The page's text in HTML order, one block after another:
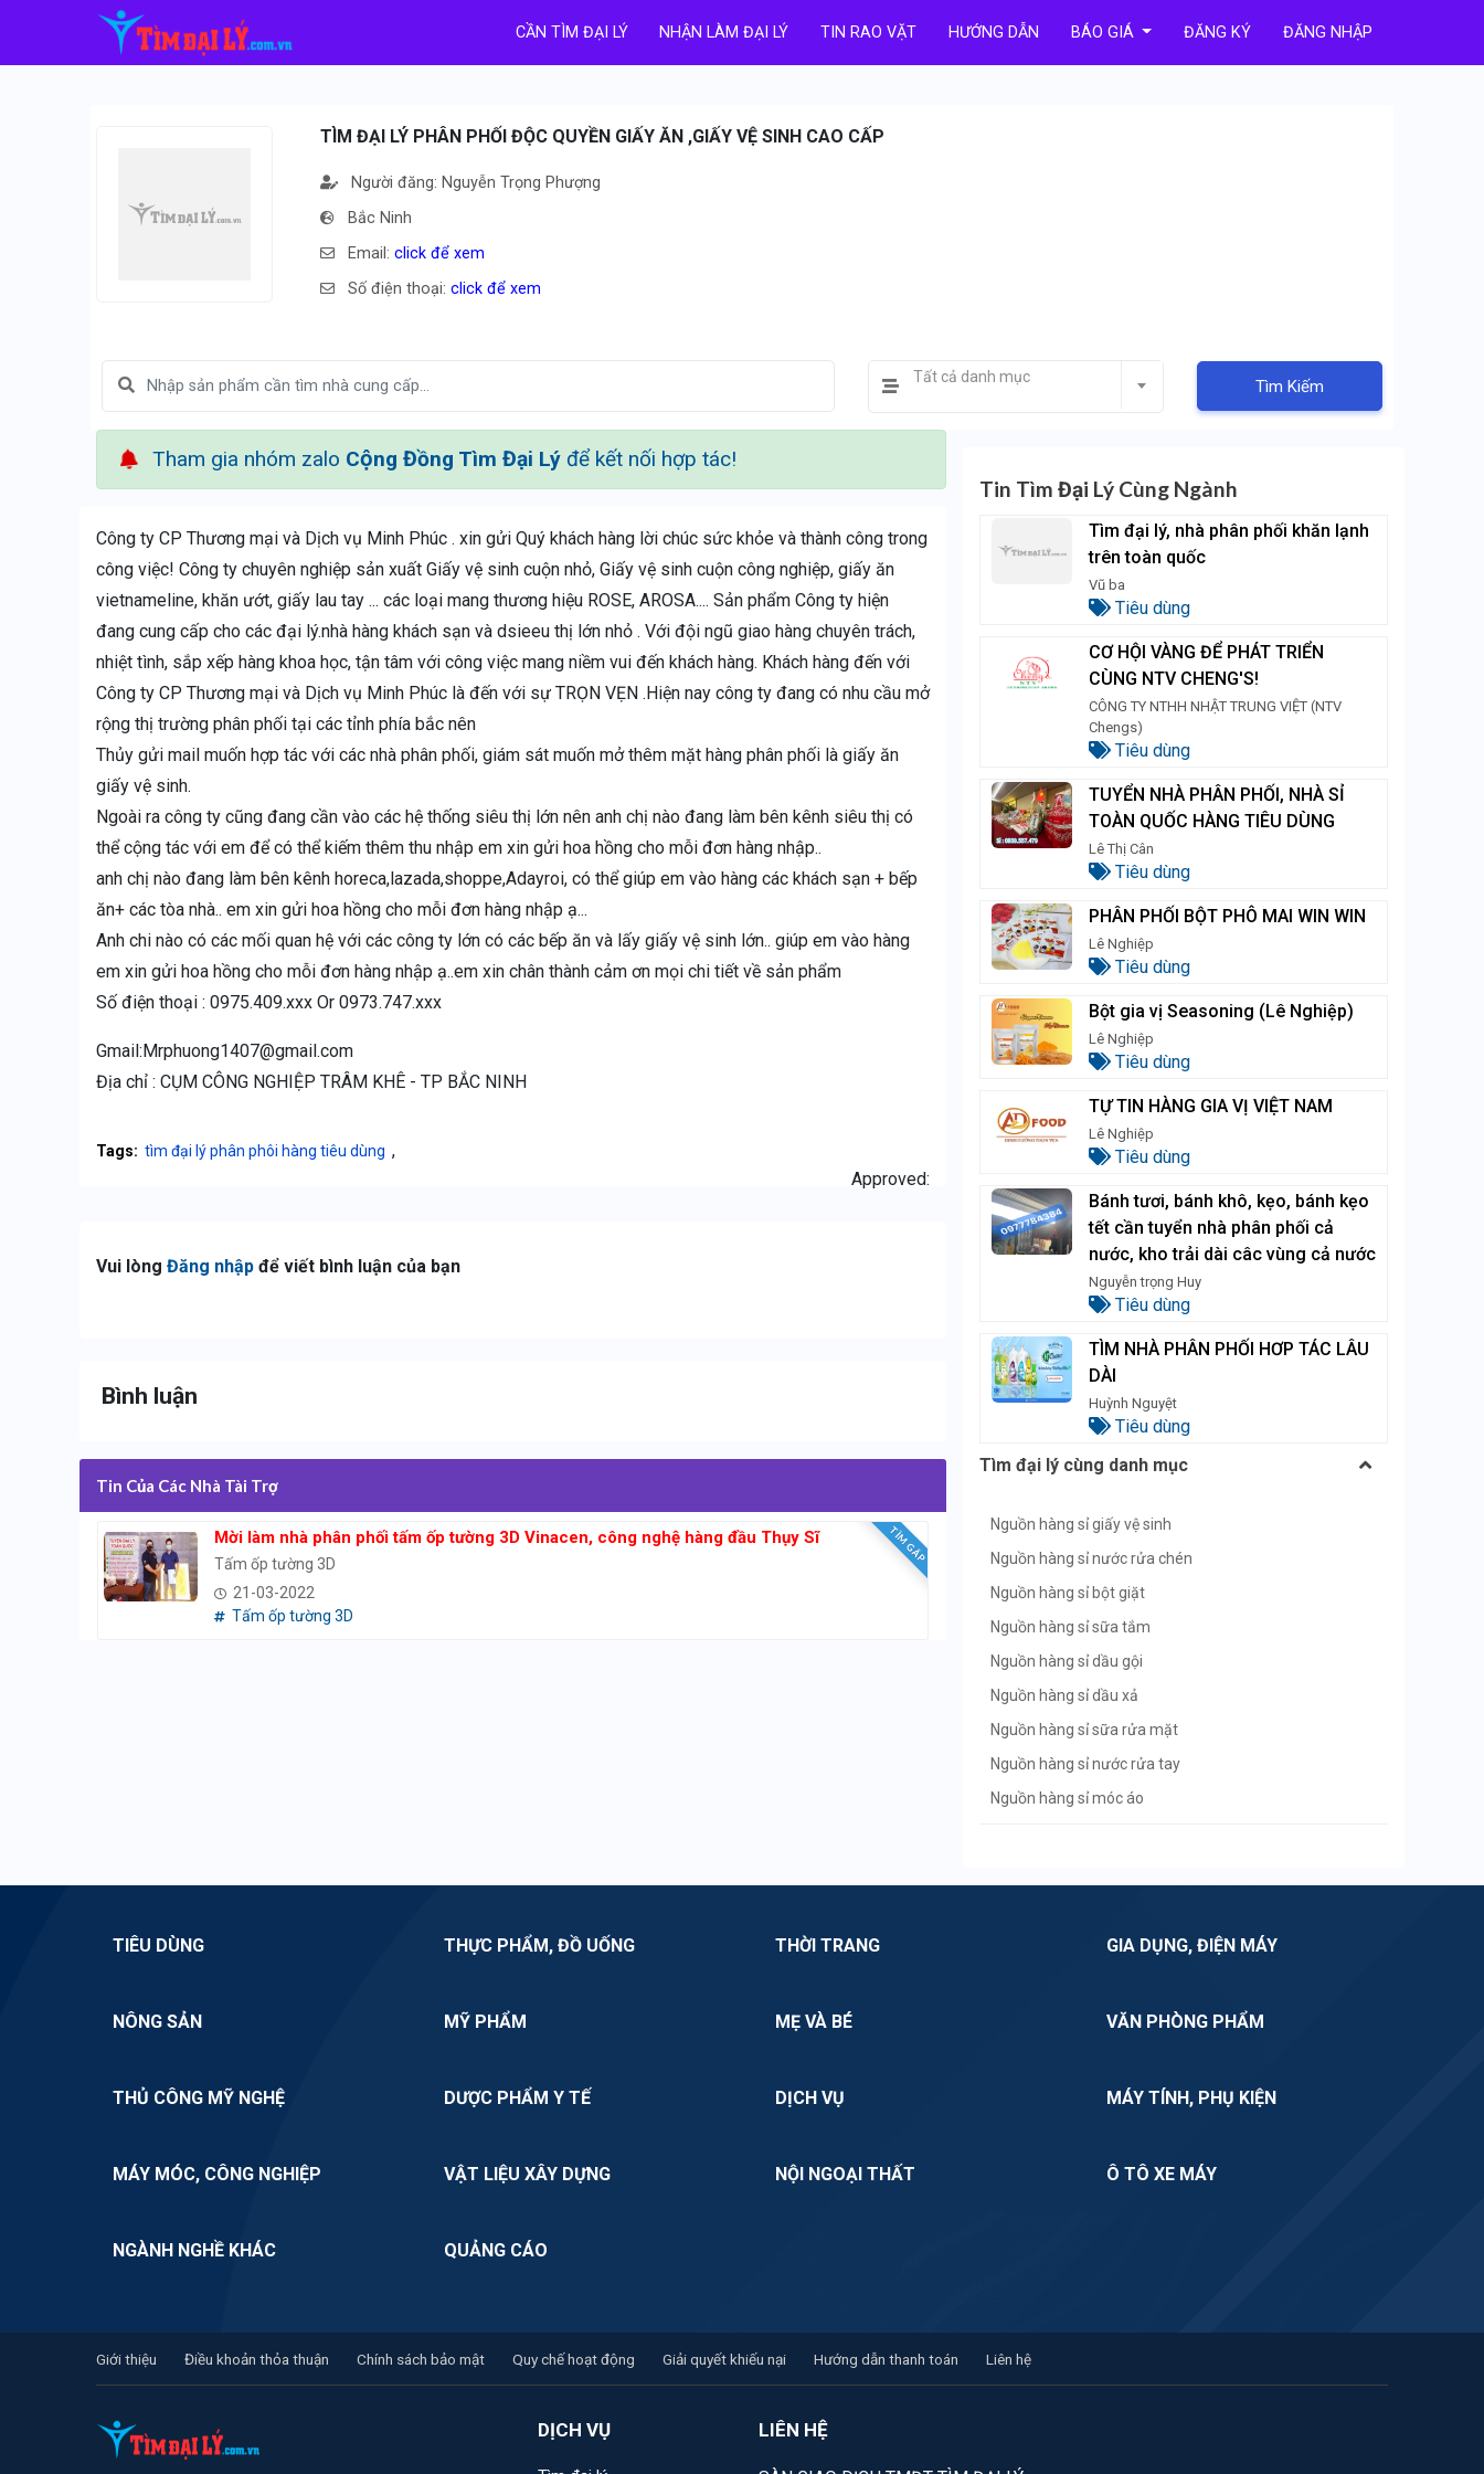
CẦN TÌM ĐẠI LÝ NHẬN LÀM ĐẠI LÝ TIN RAO VẶT HƯỚNG DẪN BÁO GIÁ ĐĂNG KÝ ĐĂNG NHẬP
TÌM ĐẠI LÝ PHÂN PHỐI ĐỘC QUYỀN GIẤY ĂN ,GIẤY VỆ SINH CAO CẤP
Người đăng: Nguyễn Trọng Phượng
Bắc Ninh
Email:click để xem
Số điện thoại:click để xem
Tất cả danh mục Tìm Kiếm
Tham gia nhóm zalo Cộng Đồng Tìm Đại Lý để kết nối hợp tác!
Công ty CP Thương mại và Dịch vụ Minh Phúc . xin gửi Quý khách hàng lời chúc sức khỏe và thành công trong
công việc! Công ty chuyên nghiệp sản xuất Giấy vệ sinh cuộn nhỏ, Giấy vệ sinh cuộn công nghiệp, giấy ăn
vietnameline, khăn ướt, giấy lau tay ... các loại mang thương hiệu ROSE, AROSA.... Sản phẩm Công ty hiện
đang cung cấp cho các đại lý.nhà hàng khách sạn và dsieeu thị lớn nhỏ . Với đội ngũ giao hàng chuyên trách,
nhiệt tình, sắp xếp hàng khoa học, tận tâm với công việc mang niềm vui đến khách hàng. Khách hàng đến với
Công ty CP Thương mại và Dịch vụ Minh Phúc là đến với sự TRỌN VẸN .Hiện nay công ty đang có nhu cầu mở
rộng thị trường phân phối tại các tỉnh phía bắc nên
Thủy gửi mail muốn hợp tác với các nhà phân phối, giám sát muốn mở thêm mặt hàng phân phối là giấy ăn
giấy vệ sinh.
Ngoài ra công ty cũng đang cần vào các hệ thống siêu thị lớn nên anh chị nào đang làm bên kênh siêu thị có
thể cộng tác với em để có thể kiếm thêm thu nhập em xin gửi hoa hồng cho mỗi đơn hàng nhập..
anh chị nào đang làm bên kênh horeca,lazada,shoppe,Adayroi, có thể giúp em vào hàng các khách sạn + bếp
ăn+ các tòa nhà.. em xin gửi hoa hồng cho mỗi đơn hàng nhập ạ...
Anh chi nào có các mối quan hệ với các công ty lớn có các bếp ăn và lấy giấy vệ sinh lớn.. giúp em vào hàng
em xin gửi hoa hồng cho mỗi đơn hàng nhập ạ..em xin chân thành cảm ơn mọi chi tiết về sản phẩm
Số điện thoại : 0975.409.xxx Or 0973.747.xxx
Gmail:Mrphuong1407@gmail.com
Địa chỉ : CỤM CÔNG NGHIỆP TRÂM KHÊ - TP BẮC NINH
Tags: tìm đại lý phân phôi hàng tiêu dùng ,
Approved:
Vui lòng Đăng nhập để viết bình luận của bạn
Bình luận
Tin Của Các Nhà Tài Trợ
TÌM GẤP
Mời làm nhà phân phối tấm ốp tường 3D Vinacen, công nghệ hàng đầu Thụy Sĩ
Tấm ốp tường 3D
21-03-2022
Tấm ốp tường 3D
Tin Tìm Đại Lý Cùng Ngành
Tìm đại lý, nhà phân phối khăn lạnh
trên toàn quốc
Vũ ba
Tiêu dùng
CƠ HỘI VÀNG ĐỂ PHÁT TRIỂN
CÙNG NTV CHENG'S!
CÔNG TY NTHH NHẬT TRUNG VIỆT (NTV
Chengs)
Tiêu dùng
TUYỂN NHÀ PHÂN PHỐI, NHÀ SỈ
TOÀN QUỐC HÀNG TIÊU DÙNG
Lê Thị Cân
Tiêu dùng
PHÂN PHỐI BỘT PHÔ MAI WIN WIN
Lê Nghiệp
Tiêu dùng
Bột gia vị Seasoning (Lê Nghiệp)
Lê Nghiệp
Tiêu dùng
TỰ TIN HÀNG GIA VỊ VIỆT NAM
Lê Nghiệp
Tiêu dùng
Bánh tươi, bánh khô, kẹo, bánh kẹo
tết cần tuyển nhà phân phối cả
nước, kho trải dài câc vùng cả nước
Nguyễn trọng Huy
Tiêu dùng
TÌM NHÀ PHÂN PHỐI HƠP TÁC LÂU
DÀI
Huỳnh Nguyệt
Tiêu dùng
Tìm đại lý cùng danh mục
Nguồn hàng sỉ giấy vệ sinh
Nguồn hàng sỉ nước rửa chén
Nguồn hàng sỉ bột giặt
Nguồn hàng sỉ sữa tắm
Nguồn hàng sỉ dầu gội
Nguồn hàng sỉ dầu xả
Nguồn hàng sỉ sữa rửa mặt
Nguồn hàng sỉ nước rửa tay
Nguồn hàng sỉ móc áo
Nguồn hàng sỉ siêu thị mini
TIÊU DÙNG THỰC PHẨM, ĐỒ UỐNG THỜI TRANG GIA DỤNG, ĐIỆN MÁY
NÔNG SẢN MỸ PHẨM MẸ VÀ BÉ VĂN PHÒNG PHẨM
THỦ CÔNG MỸ NGHỆ DƯỢC PHẨM Y TẾ DỊCH VỤ MÁY TÍNH, PHỤ KIỆN
MÁY MÓC, CÔNG NGHIỆP VẬT LIỆU XÂY DỰNG NỘI NGOẠI THẤT Ô TÔ XE MÁY
NGÀNH NGHỀ KHÁC QUẢNG CÁO
Giới thiệu Điều khoản thỏa thuận Chính sách bảo mật Quy chế hoạt động Giải quyết khiếu nại Hướng dẫn thanh toán Liên hệ
DỊCH VỤ LIÊN HỆ